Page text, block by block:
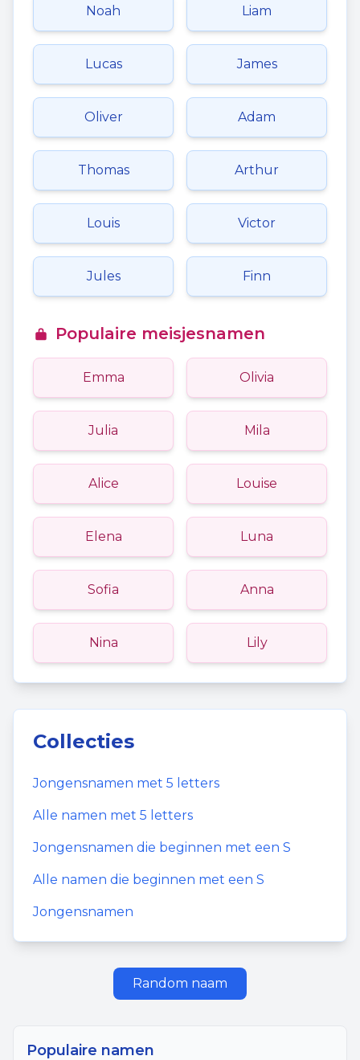
Noah Liam
Lucas James
Oliver Adam
Thomas Arthur
Louis Victor
Jules Finn
Populaire meisjesnamen
Emma Olivia
Julia Mila
Alice Louise
Elena Luna
Sofia Anna
Nina Lily
Collecties
Jongensnamen met 5 letters
Alle namen met 5 letters
Jongensnamen die beginnen met een S
Alle namen die beginnen met een S
Jongensnamen
Random naam
Populaire namen